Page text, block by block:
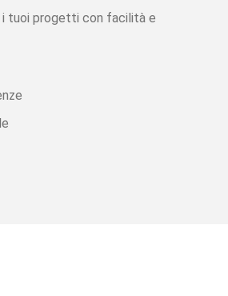
i tuoi progetti con facilità e